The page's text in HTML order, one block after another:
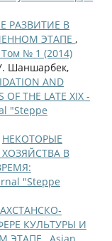
РАЗВИТИЕ В
ЭТАПЕ ,
№ 1 (2014)
Шаншарбек,
AND
OF THE LATE XIX -
"Steppe
НЕКОТОРЫЕ
В
"Steppe
КУЛЬТУРЫ И